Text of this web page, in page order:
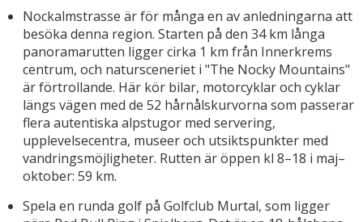
Nockalmstrasse är för många en av anledningarna att
besöka denna region. Starten på den 34 km långa
panoramarutten ligger cirka 1 km från Innerkrems
centrum, och natursceneriet i "The Nocky Mountains"
är förtrollande. Här kör bilar, motorcyklar och cyklar
längs vägen med de 52 hårnålskurvorna som passerar
flera autentiska alpstugor med servering,
upplevelsecentra, museer och utsiktspunkter med
vandringsmöjligheter. Rutten är öppen kl 8–18 i maj–
oktober: 59 km.
Spela en runda golf på Golfclub Murtal, som ligger